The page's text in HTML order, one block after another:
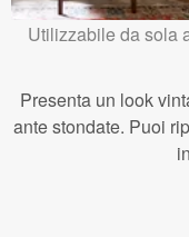
Utilizzabile da sola
Presenta un look
ante stondate. Puoi